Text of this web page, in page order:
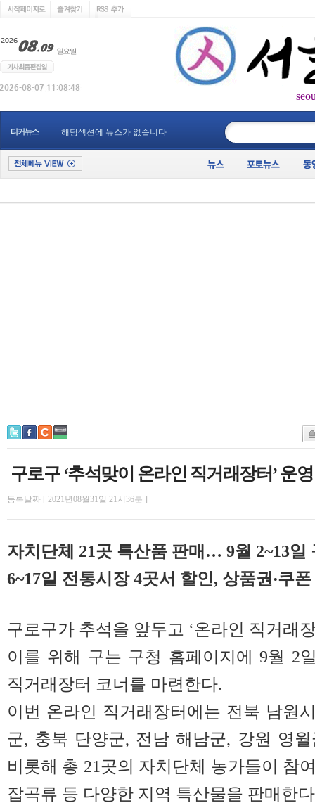
티커뉴스 해당섹션에 뉴스가 없습니다
구로구 ‘추석맞이 온라인 직거래장터’ 운영
등록날짜 [ 2021년08월31일 21시36분 ]
자치단체 21곳 특산품 판매… 9월 2~13일
6~17일 전통시장 4곳서 할인, 상품권‧쿠
구로구가 추석을 앞두고 ‘온라인 직거래
이를 위해 구는 구청 홈페이지에 9월 2
직거래장터 코너를 마련한다.
이번 온라인 직거래장터에는 전북 남원
군, 충북 단양군, 전남 해남군, 강원 영
비롯해 총 21곳의 자치단체 농가들이 참
잡곡류 등 다양한 지역 특산물을 판매한